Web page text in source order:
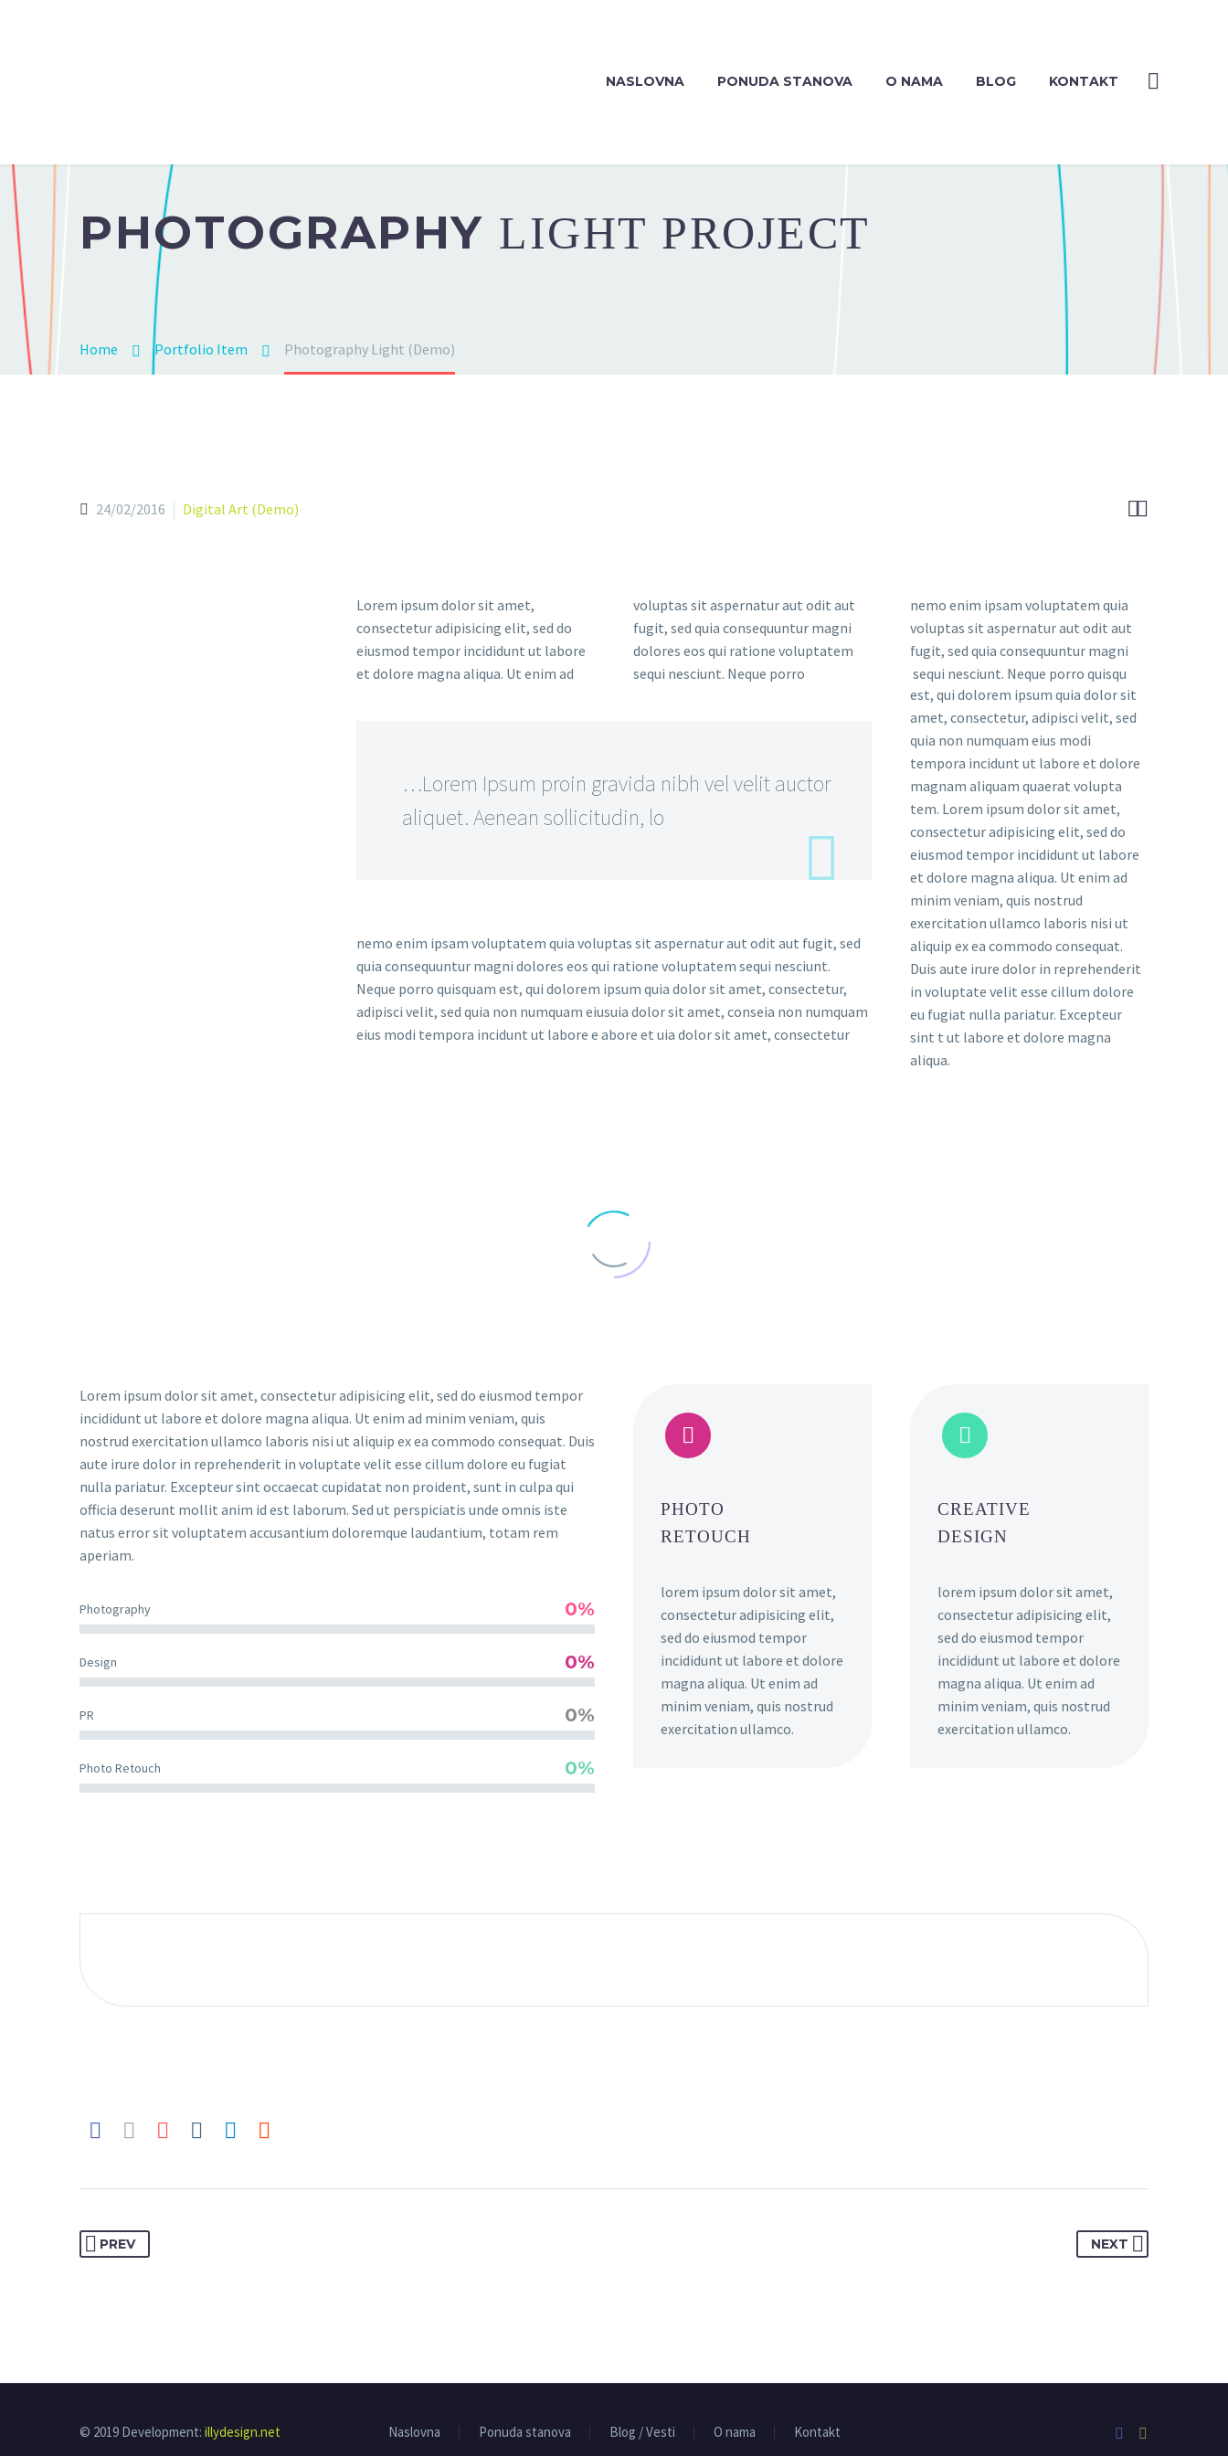
NASLOVNA PONUDA STANOVA O NAMA BLOG KONTAKT
PHOTOGRAPHY LIGHT PROJECT
Home Portfolio Item Photography Light (Demo)

24/02/2016 Digital Art (Demo)
Lorem ipsum dolor sit amet,
consectetur adipisicing elit, sed do
eiusmod tempor incididunt ut labore
et dolore magna aliqua. Ut enim ad
voluptas sit aspernatur aut odit aut
fugit, sed quia consequuntur magni
dolores eos qui ratione voluptatem
sequi nesciunt. Neque porro
nemo enim ipsam voluptatem quia
voluptas sit aspernatur aut odit aut
fugit, sed quia consequuntur magni
sequi nesciunt. Neque porro quisqu
…Lorem Ipsum proin gravida nibh vel velit auctor
aliquet. Aenean sollicitudin, lo
nemo enim ipsam voluptatem quia voluptas sit aspernatur aut odit aut fugit, sed
quia consequuntur magni dolores eos qui ratione voluptatem sequi nesciunt.
Neque porro quisquam est, qui dolorem ipsum quia dolor sit amet, consectetur,
adipisci velit, sed quia non numquam eiusuia dolor sit amet, conseia non numquam
eius modi tempora incidunt ut labore e abore et uia dolor sit amet, consectetur
est, qui dolorem ipsum quia dolor sit
amet, consectetur, adipisci velit, sed
quia non numquam eius modi
tempora incidunt ut labore et dolore
magnam aliquam quaerat volupta
tem. Lorem ipsum dolor sit amet,
consectetur adipisicing elit, sed do
eiusmod tempor incididunt ut labore
et dolore magna aliqua. Ut enim ad
minim veniam, quis nostrud
exercitation ullamco laboris nisi ut
aliquip ex ea commodo consequat.
Duis aute irure dolor in reprehenderit
in voluptate velit esse cillum dolore
eu fugiat nulla pariatur. Excepteur
sint t ut labore et dolore magna
aliqua.
Lorem ipsum dolor sit amet, consectetur adipisicing elit, sed do eiusmod tempor
incididunt ut labore et dolore magna aliqua. Ut enim ad minim veniam, quis
nostrud exercitation ullamco laboris nisi ut aliquip ex ea commodo consequat. Duis
aute irure dolor in reprehenderit in voluptate velit esse cillum dolore eu fugiat
nulla pariatur. Excepteur sint occaecat cupidatat non proident, sunt in culpa qui
officia deserunt mollit anim id est laborum. Sed ut perspiciatis unde omnis iste
natus error sit voluptatem accusantium doloremque laudantium, totam rem
aperiam.
Photography 0%
Design 0%
PR 0%
Photo Retouch 0%


PHOTO
RETOUCH
lorem ipsum dolor sit amet,
consectetur adipisicing elit,
sed do eiusmod tempor
incididunt ut labore et dolore
magna aliqua. Ut enim ad
minim veniam, quis nostrud
exercitation ullamco.


CREATIVE
DESIGN
lorem ipsum dolor sit amet,
consectetur adipisicing elit,
sed do eiusmod tempor
incididunt ut labore et dolore
magna aliqua. Ut enim ad
minim veniam, quis nostrud
exercitation ullamco.
PREV NEXT
Naslovna Ponuda stanova Blog / Vesti O nama Kontakt
© 2019 Development: illydesign.net